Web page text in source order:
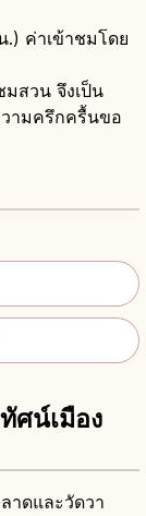
.) ค่าเข้าชมโดย
มสวน จึงเป็น
ามครึกครื้นขอ
ศน์เมือง
าดและวัดวา